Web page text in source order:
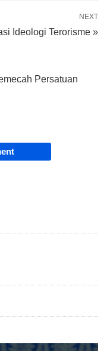
NEXT
Ideologi Terorisme »
Persatuan